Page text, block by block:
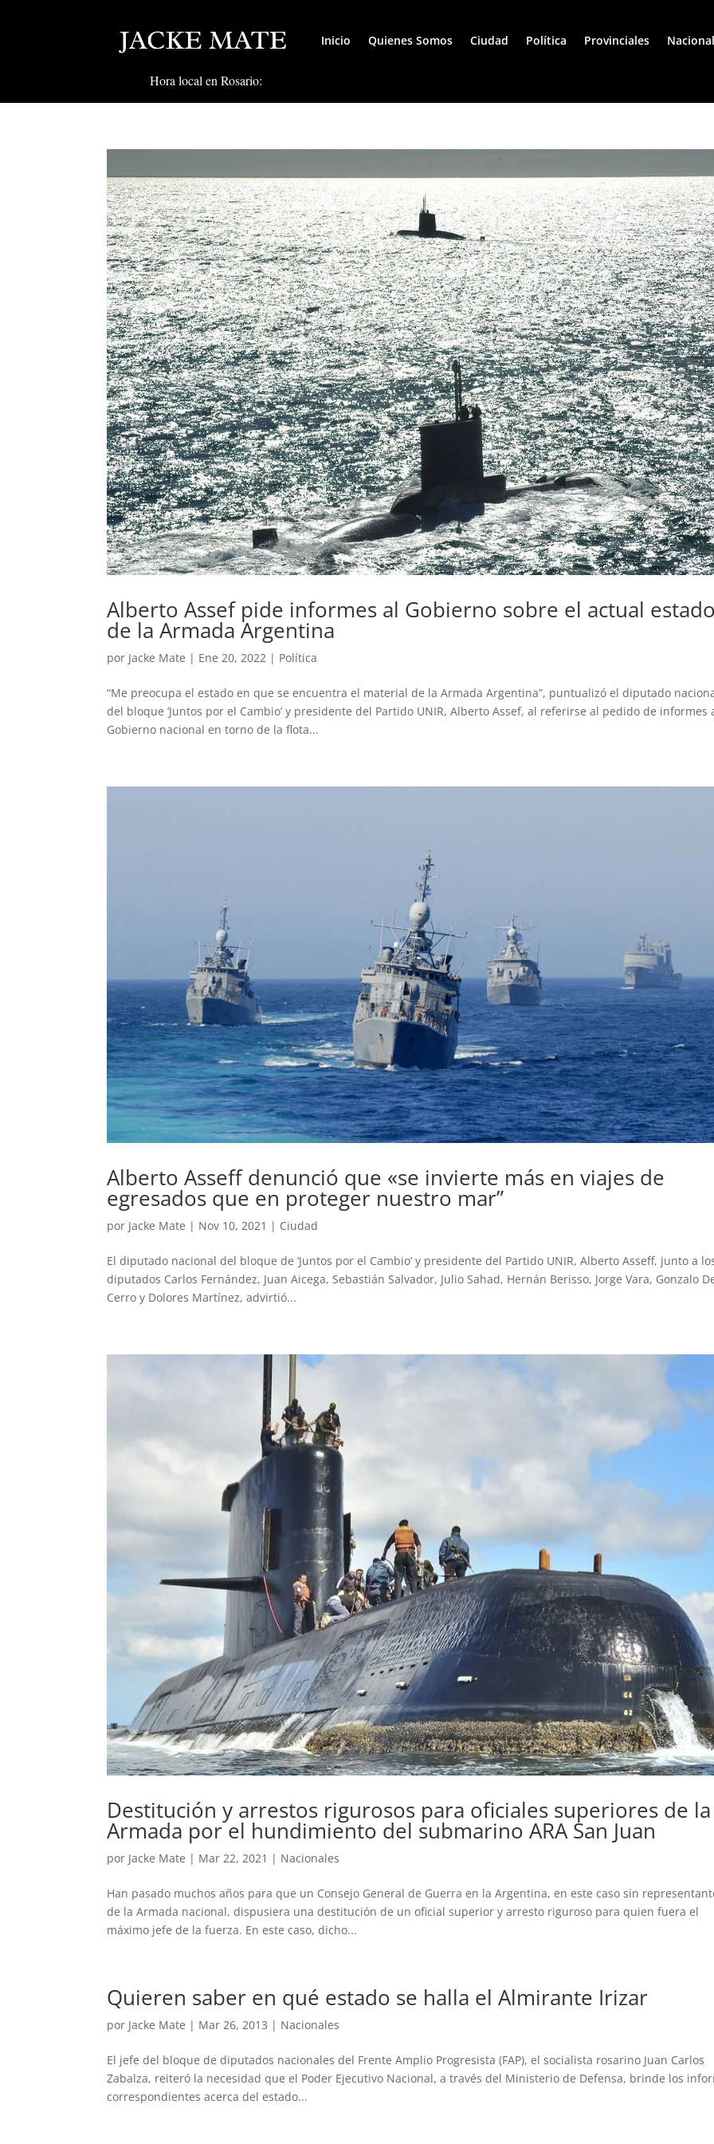
Inicio Quienes Somos Ciudad Política Provinciales
Hora local en Rosario:
Alberto Assef pide informes al Gobierno sobre el actual
de la Armada Argentina
por Jacke Mate | Ene 20, 2022 | Política
“Me preocupa el estado en que se encuentra el material de la Armada Argentina”, puntualizó el diputado
del bloque ‘Juntos por el Cambio’ y presidente del Partido UNIR, Alberto Assef, al referirse al pedido de informes
Gobierno nacional en torno de la flota...
Alberto Asseff denunció que «se invierte más en viajes de
egresados que en proteger nuestro mar”
por Jacke Mate | Nov 10, 2021 | Ciudad
El diputado nacional del bloque de ‘Juntos por el Cambio’ y presidente del Partido UNIR, Alberto Asseff, junto a
diputados Carlos Fernández, Juan Aicega, Sebastián Salvador, Julio Sahad, Hernán Berisso, Jorge Vara, Gonzalo
Cerro y Dolores Martínez, advirtió...
Destitución y arrestos rigurosos para oficiales superiores de la
Armada por el hundimiento del submarino ARA San Juan
por Jacke Mate | Mar 22, 2021 | Nacionales
Han pasado muchos años para que un Consejo General de Guerra en la Argentina, en este caso sin
de la Armada nacional, dispusiera una destitución de un oficial superior y arresto riguroso para quien fuera el
máximo jefe de la fuerza. En este caso, dicho...
Quieren saber en qué estado se halla el Almirante Irizar
por Jacke Mate | Mar 26, 2013 | Nacionales
El jefe del bloque de diputados nacionales del Frente Amplio Progresista (FAP), el socialista rosarino Juan Carlos
Zabalza, reiteró la necesidad que el Poder Ejecutivo Nacional, a través del Ministerio de Defensa, brinde los
correspondientes acerca del estado...